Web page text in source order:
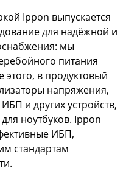
Ippon выпускается
для надёжной и
мы
питания
в продуктовый
напряжения,
и других устройств,
ноутбуков. Ippon
ИБП,
стандартам